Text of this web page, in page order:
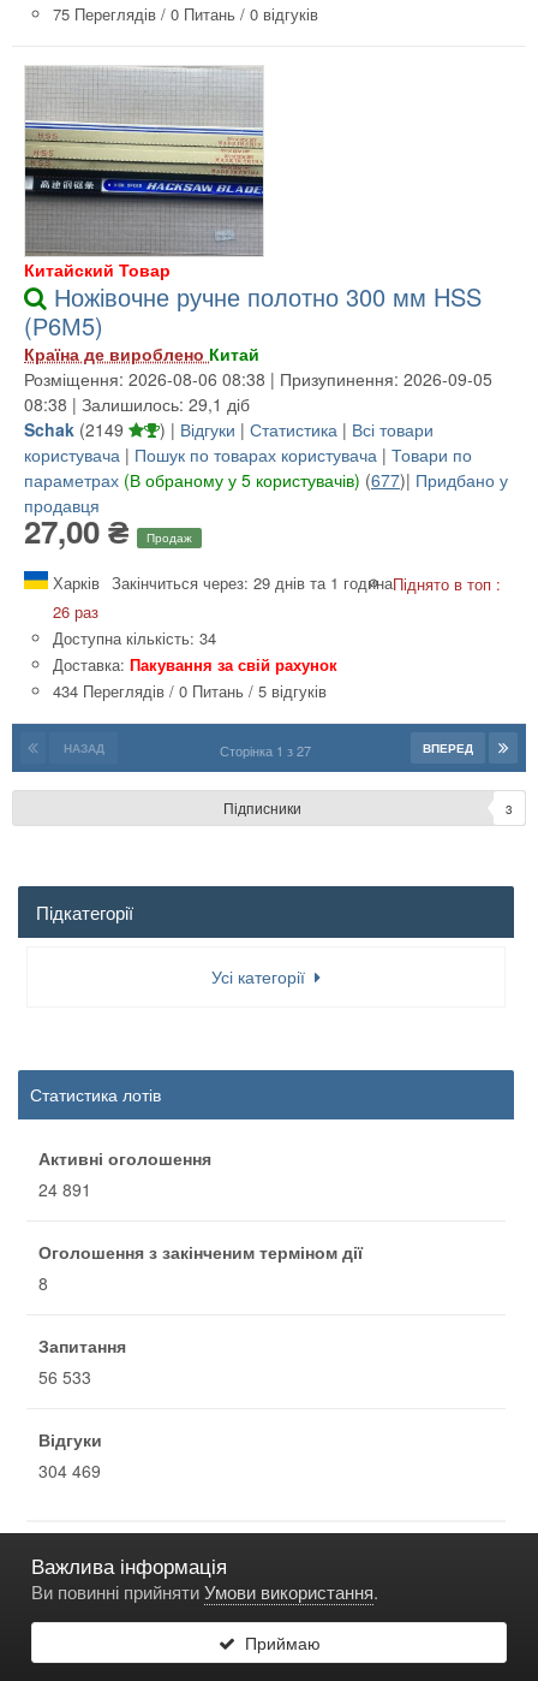
75 Переглядів / 0 Питань / 0 відгуків
Китайский Товар
Ножівочне ручне полотно 300 мм HSS
(Р6М5)
Країна де вироблено Китай
Розміщення: 2026-08-06 08:38 | Призупинення: 2026-09-05
08:38 | Залишилось: 29,1 діб
Schak (2149 ) | Відгуки | Статистика | Всі товари
користувача | Пошук по товарах користувача | Товари по
параметрах (В обраному у 5 користувачів) (677)| Придбано у
продавця
27,00 ₴ Продаж
Харків Закінчиться через: 29 днів та 1 годинаПіднято в топ :
26 раз
Доступна кількість: 34
Доставка: Пакування за свій рахунок
434 Переглядів / 0 Питань / 5 відгуків
НАЗАД ВПЕРЕД
Сторінка 1 з 27
Підписники 3
Підкатегорії
Усі категорії
Статистика лотів
Активні оголошення
24 891
Оголошення з закінченим терміном дії
8
Запитання
56 533
Відгуки
304 469
ОСТАННІ ОГОЛОЩЕННЯ
Свердло 9 Р6М5 А1 ГОСТ 886-77 довга серія
Опублікувавbvn
29 днів та 23 години
Важлива інформація
Ви повинні прийнятиУмови використання.
Приймаю